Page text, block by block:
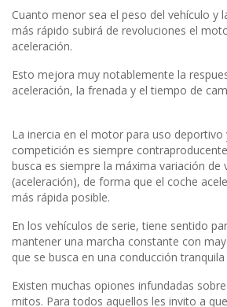
Cuanto menor sea el peso del vehículo y
más rápido subirá de revoluciones el
aceleración.
Esto mejora muy notablemente la
aceleración, la frenada y el tiempo de
La inercia en el motor para uso
competición es siempre
busca es siempre la máxima variación de
(aceleración), de forma que el coche
más rápida posible.
En los vehículos de serie, tiene sentido
mantener una marcha constante con
que se busca en una conducción
Existen muchas opiones infundadas
mitos. Para todos aquellos les invito a